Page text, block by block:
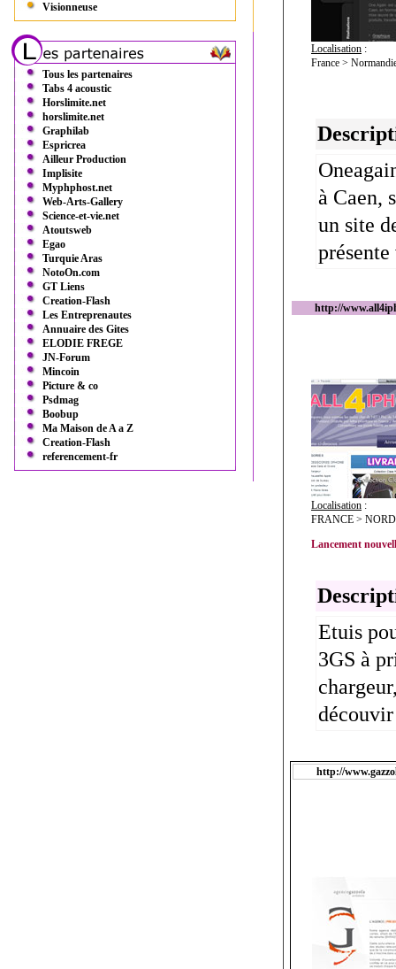
Visionneuse
Tous les partenaires
Tabs 4 acoustic
Horslimite.net
horslimite.net
Graphilab
Espricrea
Ailleur Production
Implisite
Myphphost.net
Web-Arts-Gallery
Science-et-vie.net
Atoutsweb
Egao
Turquie Aras
NotoOn.com
GT Liens
Creation-Flash
Les Entreprenautes
Annuaire des Gites
ELODIE FREGE
JN-Forum
Mincoin
Picture & co
Psdmag
Boobup
Ma Maison de A a Z
Creation-Flash
referencement-fr
Localisation :
France >
à Caen,
un site
http://
Localisation :
FRANCE >
Lancement
Etuis
3GS à
http://